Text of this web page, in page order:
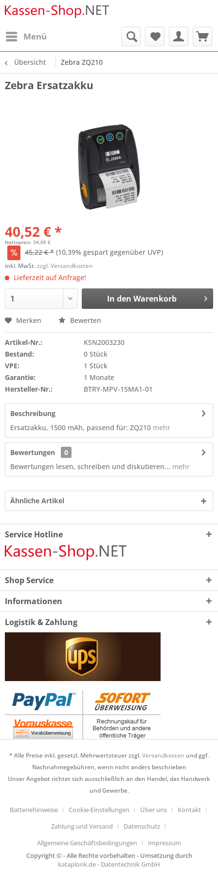
Menü
Übersicht Zebra ZQ210
Zebra Ersatzakku
40,52 € *
Nettopreis: 34,05 €
45,22 € * (10,39% gespart gegenüber UVP)
inkl. MwSt.zzgl. Versandkosten
Lieferzeit auf Anfrage!
In den Warenkorb
Merken Bewerten
Artikel-Nr.:
KSN2003230
Bestand:
0 Stück
VPE:
1 Stück
Garantie:
1 Monate
Hersteller-Nr.:
BTRY-MPV-15MA1-01
Beschreibung
Ersatzakku, 1500 mAh, passend für: ZQ210 mehr
Bewertungen
0
Bewertungen lesen, schreiben und diskutieren... mehr
Ähnliche Artikel
Service Hotline
Shop Service
Informationen
Logistik & Zahlung
* Alle Preise inkl. gesetzl. Mehrwertsteuer zzgl.Versandkosten und ggf.
Nachnahmegebühren, wenn nicht anders beschrieben
Unser Angebot richtet sich ausschließlich an den Handel, das Handwerk
und Gewerbe.
Batteriehinweise Cookie-Einstellungen Über uns
Kontakt
Zahlung und Versand
Datenschutz
Allgemeine Geschäftsbedingungen
Impressum
Copyright © - Alle Rechte vorbehalten - Umsetzung durch
kataplonk.de - Datentechnik GmbH